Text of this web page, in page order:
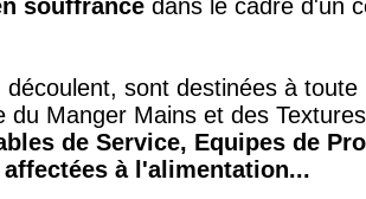
souffrancedans le cadre d'un
sont destinées à toute
Manger Mains et des
de Service, Equipes de
à l'alimentation...